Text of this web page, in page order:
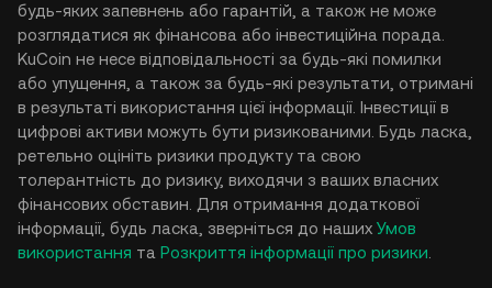
будь-яких запевнень або гарантій, а також не може
розглядатися як фінансова або інвестиційна порада.
KuCoin не несе відповідальності за будь-які помилки
або упущення, а також за будь-які результати, отримані
в результаті використання цієї інформації. Інвестиції в
цифрові активи можуть бути ризикованими. Будь ласка,
ретельно оцініть ризики продукту та свою
толерантність до ризику, виходячи з ваших власних
фінансових обставин. Для отримання додаткової
інформації, будь ласка, зверніться до наших Умов
використання та Розкриття інформації про ризики